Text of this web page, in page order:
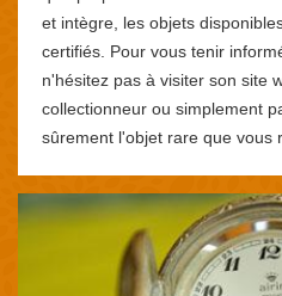
et intègre, les objets
certifiés. Pour vous tenir
n'hésitez pas à visiter son site
collectionneur ou simplement
sûrement l'objet rare que vous